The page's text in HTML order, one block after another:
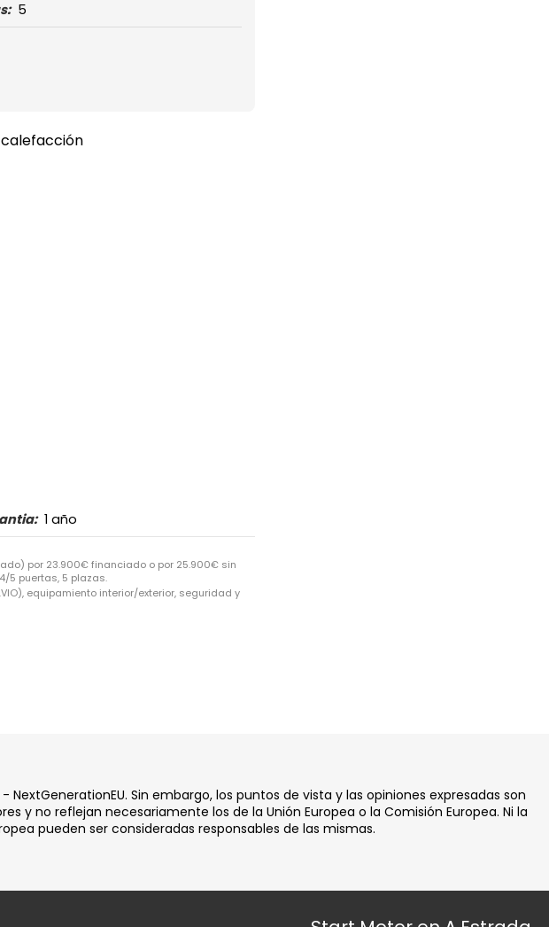
5
1 año
por 23.900€ financiado o por 25.900€ sin
5 puertas, 5 plazas.
equipamiento interior/exterior, seguridad y
NextGenerationEU. Sin embargo, los puntos de vista y las opiniones expresadas son
y no reflejan necesariamente los de la Unión Europea o la Comisión Europea. Ni la
pueden ser consideradas responsables de las mismas.